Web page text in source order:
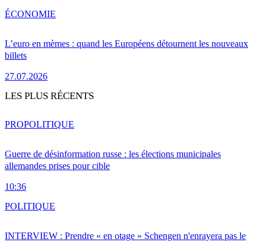
L’euro en mèmes : quand les Européens détournent les nouveaux
billets
27.07.2026
ÉCONOMIE
LES PLUS RÉCENTS
Guerre de désinformation russe : les élections municipales
allemandes prises pour cible
10:36
PROPOLITIQUE
INTERVIEW : Prendre « en otage » Schengen n'enrayera pas le
POLITIQUE